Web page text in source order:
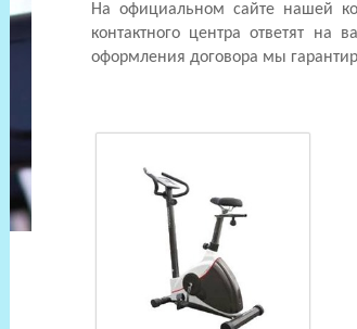
На официальном сайте нашей
контактного центра ответят на
оформления договора мы